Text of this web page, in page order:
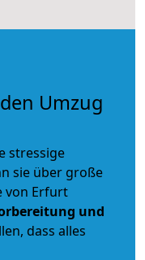
Umzug
stressige
sie über große
von Erfurt
und
dass alles